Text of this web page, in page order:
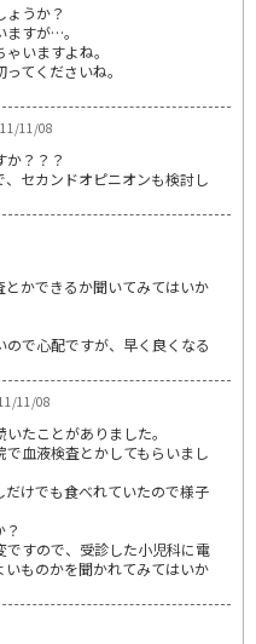
ょうか？
すが…。
いますよね。
てくださいね。
11/08
か？？？
セカンドオピニオンも検討し
かできるか聞いてみてはいか
で心配ですが、早く良くなる
11/08
たことがありました。
血液検査とかしてもらいまし
けでも食べれていたので様子
すので、受診した小児科に電
ものかを聞かれてみてはいか